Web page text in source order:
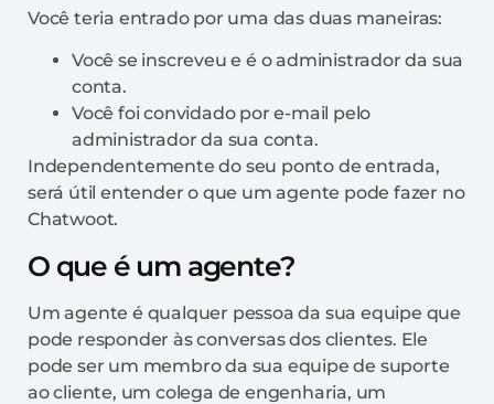
Você teria entrado por uma das duas maneiras:
Você se inscreveu e é o administrador da sua
conta.
Você foi convidado por e-mail pelo
administrador da sua conta.
Independentemente do seu ponto de entrada,
será útil entender o que um agente pode fazer no
Chatwoot.
O que é um agente?
Um agente é qualquer pessoa da sua equipe que
pode responder às conversas dos clientes. Ele
pode ser um membro da sua equipe de suporte
ao cliente, um colega de engenharia, um